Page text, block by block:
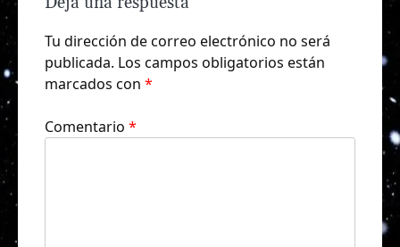
Tu dirección de correo electrónico no será
publicada. Los campos obligatorios están
marcados con *
Comentario *